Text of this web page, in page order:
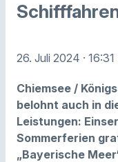
26. Juli 2024 ·
Chiemsee /
belohnt auch in
Leistungen:
Sommerferien
„Bayerische